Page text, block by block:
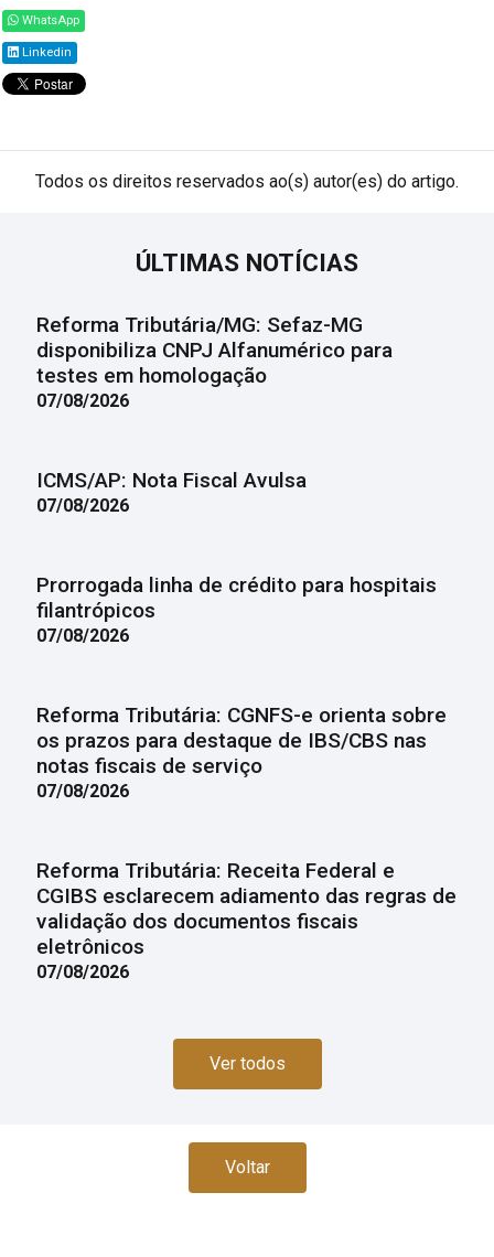
WhatsApp
Linkedin
Todos os direitos reservados ao(s) autor(es) do artigo.
ÚLTIMAS NOTÍCIAS
Reforma Tributária/MG: Sefaz-MG
disponibiliza CNPJ Alfanumérico para
testes em homologação
07/08/2026
ICMS/AP: Nota Fiscal Avulsa
07/08/2026
Prorrogada linha de crédito para hospitais
filantrópicos
07/08/2026
Reforma Tributária: CGNFS-e orienta sobre
os prazos para destaque de IBS/CBS nas
notas fiscais de serviço
07/08/2026
Reforma Tributária: Receita Federal e
CGIBS esclarecem adiamento das regras de
validação dos documentos fiscais
eletrônicos
07/08/2026
Ver todos
Voltar